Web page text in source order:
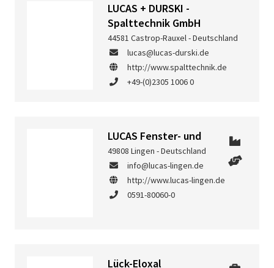
LUCAS + DURSKI -
Spalttechnik GmbH
44581 Castrop-Rauxel - Deutschland
lucas@lucas-durski.de
http://www.spalttechnik.de
+49-(0)2305 1006 0
LUCAS Fenster- und
49808 Lingen - Deutschland
info@lucas-lingen.de
http://www.lucas-lingen.de
0591-80060-0
Lück-Eloxal